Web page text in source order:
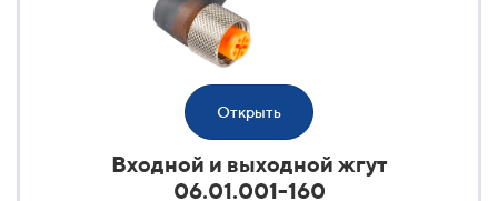
Открыть
Входной и выходной жгут
06.01.001-160